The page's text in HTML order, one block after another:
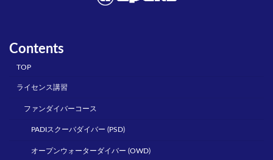
Contents
TOP
ライセンス講習
ファンダイバーコース
PADIスクーバダイバー (PSD)
オープンウォーターダイバー (OWD)